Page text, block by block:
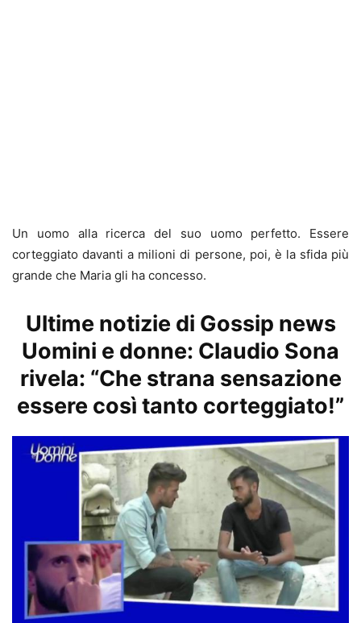
Un uomo alla ricerca del suo uomo perfetto. Essere
corteggiato davanti a milioni di persone, poi, è la sfida più
grande che Maria gli ha concesso.
Ultime notizie di Gossip news
Uomini e donne: Claudio Sona
rivela: “Che strana sensazione
essere così tanto corteggiato!”